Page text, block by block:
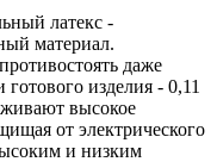
латекс -
материал.
даже
изделия - 0,11
высокое
от электрического
и низким